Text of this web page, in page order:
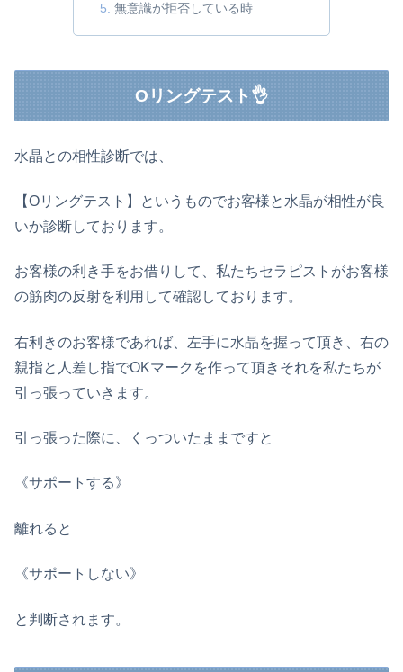
無意識が拒否している時
Oリングテスト👌
水晶との相性診断では、
【Oリングテスト】というものでお客様と水晶が相性が良
いか診断しております。
お客様の利き手をお借りして、私たちセラピストがお客様
の筋肉の反射を利用して確認しております。
右利きのお客様であれば、左手に水晶を握って頂き、右の
親指と人差し指でOKマークを作って頂きそれを私たちが
引っ張っていきます。
引っ張った際に、くっついたままですと
《サポートする》
離れると
《サポートしない》
と判断されます。